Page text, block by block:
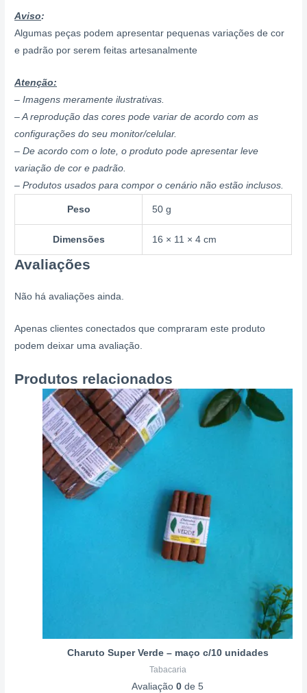
Aviso:
Algumas peças podem apresentar pequenas variações de cor
e padrão por serem feitas artesanalmente
Atenção:
– Imagens meramente ilustrativas.
– A reprodução das cores pode variar de acordo com as
configurações do seu monitor/celular.
– De acordo com o lote, o produto pode apresentar leve
variação de cor e padrão.
– Produtos usados para compor o cenário não estão inclusos.
Peso 50 g
Dimensões 16 × 11 × 4 cm
Avaliações
Não há avaliações ainda.
Apenas clientes conectados que compraram este produto
podem deixar uma avaliação.
Produtos relacionados
Charuto Super Verde – maço c/10 unidades
Tabacaria
Avaliação0 de 5